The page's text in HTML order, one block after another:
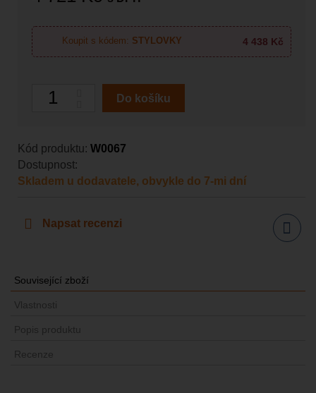
Koupit s kódem: STYLOVKY 4 438 Kč
Počet
Do košíku
Kód produktu: W0067
Dostupnost:
Skladem u dodavatele, obvykle do 7-mi dní
Napsat recenzi
Sdílet
Související zboží
Vlastnosti
Popis produktu
Recenze